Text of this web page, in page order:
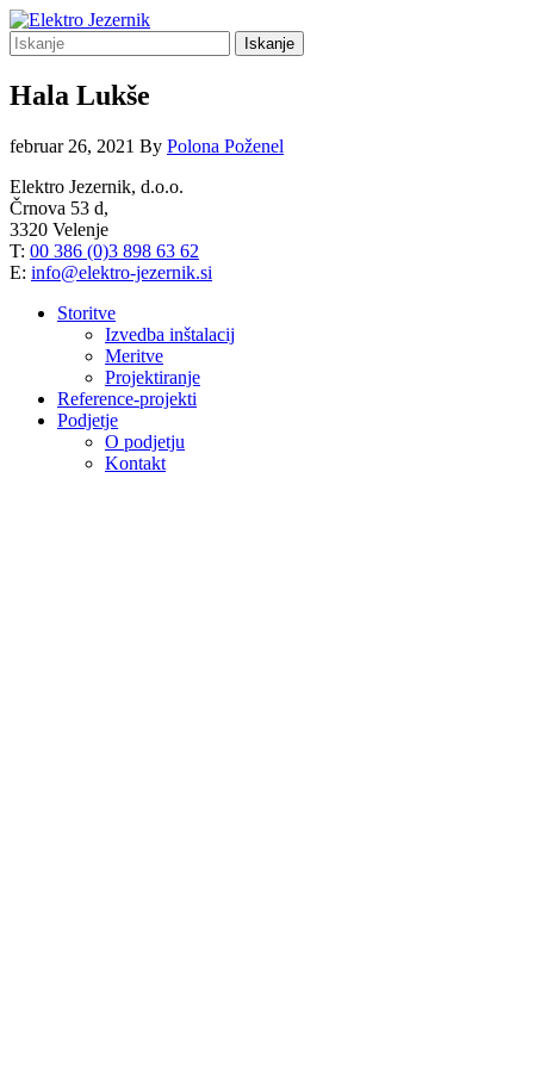
Iskanje
Hala Lukše
februar 26, 2021 By Polona Poženel
Elektro Jezernik, d.o.o.
Črnova 53 d,
3320 Velenje
T: 00 386 (0)3 898 63 62
E: info@elektro-jezernik.si
Storitve
Izvedba inštalacij
Meritve
Projektiranje
Reference-projekti
Podjetje
O podjetju
Kontakt